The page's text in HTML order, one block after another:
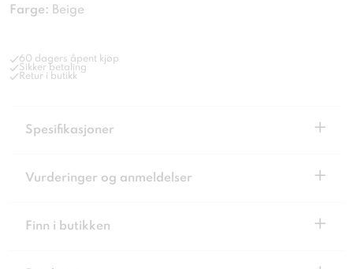
Farge: Beige
60 dagers åpent kjøp
Sikker betaling
Retur i butikk
Spesifikasjoner +
Vurderinger og anmeldelser +
Finn i butikken +